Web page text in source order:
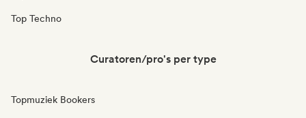
Top Techno
Curatoren/pro's per type
Topmuziek Bookers